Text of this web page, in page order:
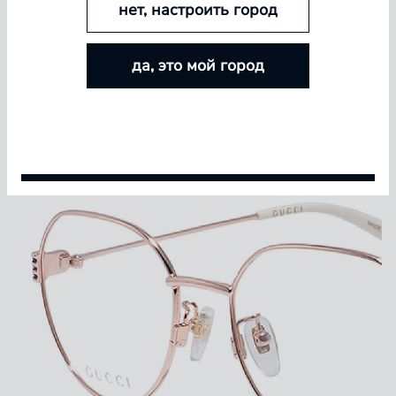
БОЛЬШЕ ЛИНЗ — БОЛЬШЕ СКИДКА
Покупайте контактные линзы Airway и увеличивайте
размер скидки — от 5% до 15%
нет, настроить город
да, это мой город